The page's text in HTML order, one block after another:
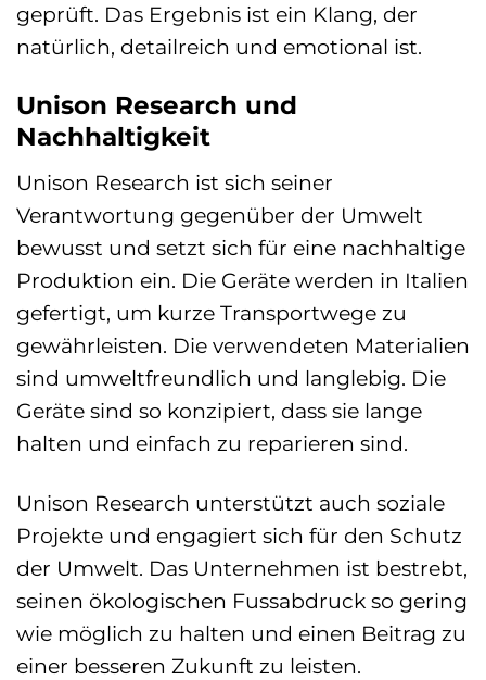
geprüft. Das Ergebnis ist ein Klang, der
natürlich, detailreich und emotional ist.
Unison Research und
Nachhaltigkeit
Unison Research ist sich seiner
Verantwortung gegenüber der Umwelt
bewusst und setzt sich für eine nachhaltige
Produktion ein. Die Geräte werden in Italien
gefertigt, um kurze Transportwege zu
gewährleisten. Die verwendeten Materialien
sind umweltfreundlich und langlebig. Die
Geräte sind so konzipiert, dass sie lange
halten und einfach zu reparieren sind.
Unison Research unterstützt auch soziale
Projekte und engagiert sich für den Schutz
der Umwelt. Das Unternehmen ist bestrebt,
seinen ökologischen Fussabdruck so gering
wie möglich zu halten und einen Beitrag zu
einer besseren Zukunft zu leisten.